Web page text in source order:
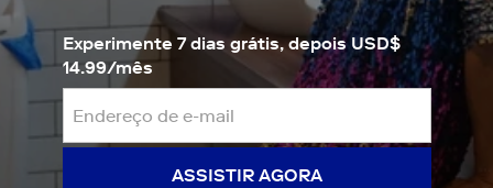
Experimente 7 dias grátis, depois USD$
14.99/mês
ASSISTIR AGORA